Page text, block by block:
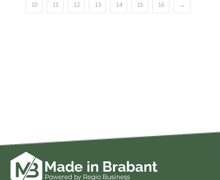
10 11 12 13 14 15 16 →